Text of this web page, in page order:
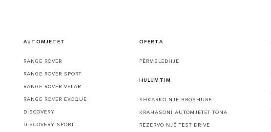
AUTOMJETET
RANGE ROVER
RANGE ROVER SPORT
RANGE ROVER VELAR
RANGE ROVER EVOQUE
DISCOVERY
DISCOVERY SPORT
OFERTA
PËRMBLEDHJE
HULUMTIM
SHKARKO NJË BROSHURË
KRAHASONI AUTOMJETET TONA
REZERVO NJË TEST DRIVE